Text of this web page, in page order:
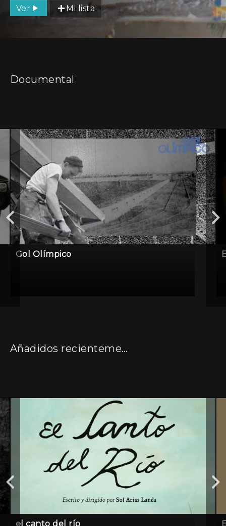
Ver Mi lista
Documental
Gol Olímpico
Añadidos recientemente
el canto del río